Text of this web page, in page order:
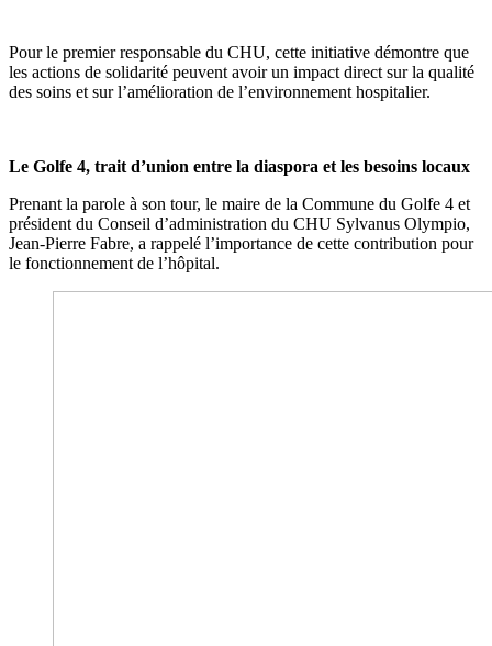
Pour le premier responsable du CHU, cette initiative démontre que
les actions de solidarité peuvent avoir un impact direct sur la qualité
des soins et sur l’amélioration de l’environnement hospitalier.
Le Golfe 4, trait d’union entre la diaspora et les besoins locaux
Prenant la parole à son tour, le maire de la Commune du Golfe 4 et
président du Conseil d’administration du CHU Sylvanus Olympio,
Jean-Pierre Fabre, a rappelé l’importance de cette contribution pour
le fonctionnement de l’hôpital.